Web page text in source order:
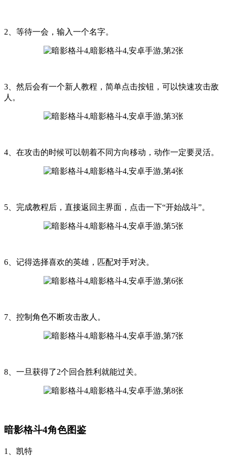
2、等待一会，输入一个名字。
3、然后会有一个新人教程，简单点击按钮，可以快速攻击敌
人。
4、在攻击的时候可以朝着不同方向移动，动作一定要灵活。
5、完成教程后，直接返回主界面，点击一下“开始战斗”。
6、记得选择喜欢的英雄，匹配对手对决。
7、控制角色不断攻击敌人。
8、一旦获得了2个回合胜利就能过关。
暗影格斗4角色图鉴
1、凯特